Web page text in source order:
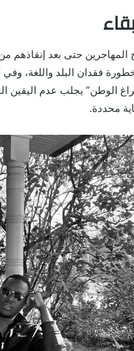
حتى بعد إنقاذهم
فقدان البلد واللغة، وفي
الوطن” يجلب عدم
محددة.